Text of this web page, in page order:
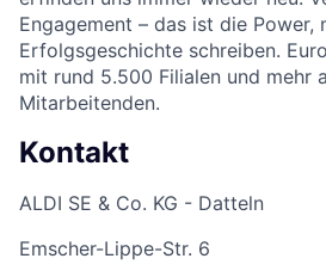
Engagement – das ist die Power,
Erfolgsgeschichte schreiben.
mit rund 5.500 Filialen und mehr
Mitarbeitenden.
Kontakt
ALDI SE & Co. KG - Datteln
Emscher-Lippe-Str. 6